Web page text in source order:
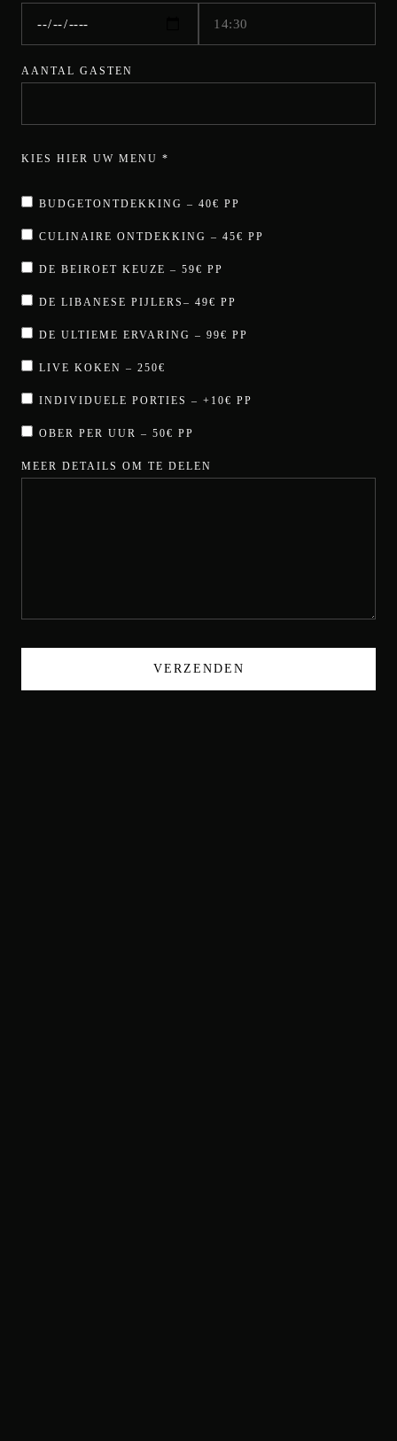
AANTAL GASTEN
KIES HIER UW MENU *
BUDGETONTDEKKING – 40€ PP
CULINAIRE ONTDEKKING – 45€ PP
DE BEIROET KEUZE – 59€ PP
DE LIBANESE PIJLERS– 49€ PP
DE ULTIEME ERVARING – 99€ PP
LIVE KOKEN – 250€
INDIVIDUELE PORTIES – +10€ PP
OBER PER UUR – 50€ PP
MEER DETAILS OM TE DELEN